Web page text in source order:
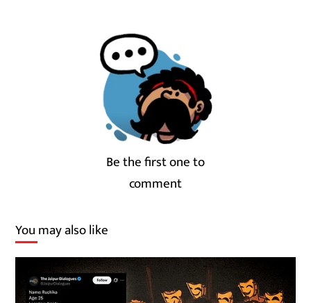
Be the first one to
comment
You may also like